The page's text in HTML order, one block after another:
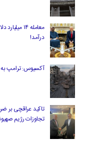
معامله
درآمد!
آکسیوس: ترامپ به توافق
تاکید عراقچی بر
تجاوزات رژیم